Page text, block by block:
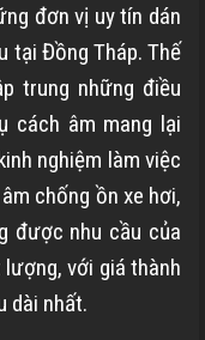
đơn vị uy tín dán
tại Đồng Tháp. Thế
trung những điều
cách âm mang lại
nghiệm làm việc
chống ồn xe hơi,
được nhu cầu của
với giá thành
dài nhất.